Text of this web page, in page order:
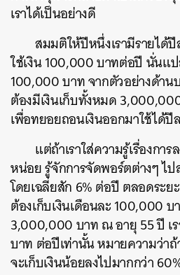
เราได้เป็นอย่างดี
สมมติให้ปีหนึ่งเรามีรายได้
ใช้เงิน 100,000 บาทต่อปี นั่นแป
100,000 บาท จากตัวอย่างด้าน
ต้องมีเงินเก็บทั้งหมด
เพื่อทยอยถอนเงินออกมาใช้ได้
แต่ถ้าเราใส่ความรู้เรื่องก
หน่อยรู้จักการจัดพอร์ตต่างๆ ไ
โดยเฉลี่ยสัก 6% ต่อปี ตลอดระย
ต้องเก็บเงินเดือนละ 100,000 บ
3,000,000 บาท ณ อายุ 55 ปี เร
บาท ต่อปีเท่านั้นหมายความว่าถ้
จะเก็บเงินน้อยลงไปมากกว่า
ค้นหา
SHARE TWEET